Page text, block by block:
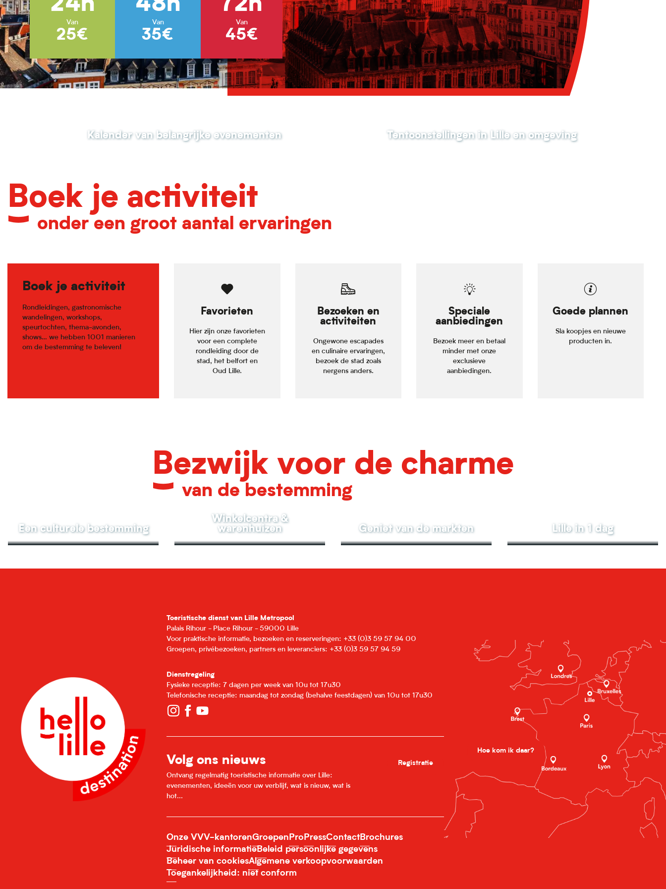
24h
Van
25€
48h
Van
35€
72h
Van
45€
Kalender van belangrijke evenementen Tentoonstellingen in Lille en omgeving
Boek je activiteit
onder een groot aantal ervaringen
Boek je activiteit
Rondleidingen, gastronomische
wandelingen, workshops,
speurtochten, thema-avonden,
shows… we hebben 1001 manieren
om de bestemming te beleven!
Favorieten
Hier zijn onze favorieten
voor een complete
rondleiding door de
stad, het belfort en
Oud Lille.
Bezoeken en
activiteiten
Ongewone escapades
en culinaire ervaringen,
bezoek de stad zoals
nergens anders.
Speciale
aanbiedingen
Bezoek meer en betaal
minder met onze
exclusieve
aanbiedingen.
Goede plannen
Sla koopjes en nieuwe
producten in.
Bezwijk voor de charme
van de bestemming
Een culturele bestemming
Winkelcentra &
warenhuizen
Geniet van de markten Lille in 1 dag
Toeristische dienst van Lille Metropool
Palais Rihour - Place Rihour - 59000 Lille
Voor praktische informatie, bezoeken en reserveringen: +33 (0)3 59 57 94 00
Groepen, privébezoeken, partners en leveranciers: +33 (0)3 59 57 94 59
Dienstregeling
Fysieke receptie: 7 dagen per week van 10u tot 17u30
Telefonische receptie: maandag tot zondag (behalve feestdagen) van 10u tot 17u30
Volg ons nieuws
Ontvang regelmatig toeristische informatie over Lille:
evenementen, ideeën voor uw verblijf, wat is nieuw, wat is
hot...
Registratie
Onze VVV-kantorenGroepen Pro PressContactBrochures
Juridische informatieBeleid persoonlijke gegevens
Beheer van cookiesAlgemene verkoopvoorwaarden
Toegankelijkheid: niet conform
Hoe kom ik daar?